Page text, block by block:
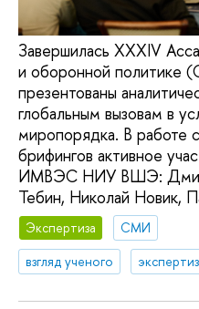
Завершилась XXXIV
и оборонной политике
презентованы
глобальным вызовам в
миропорядка. В работе
брифингов активное
ИМВЭС НИУ ВШЭ:
Тебин, Николай Новик,
Экспертиза
СМИ
взгляд ученого